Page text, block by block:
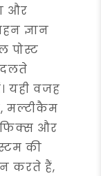
और
ज्ञान
पोस्ट
यही वजह
मल्टीकैम
और
की
करते हैं,